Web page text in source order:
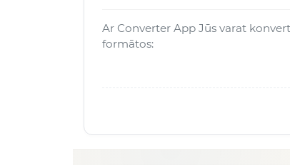
Ar Converter App Jūs varat
formātos: